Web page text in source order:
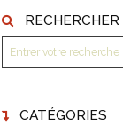
RECHERCHER
CATÉGORIES